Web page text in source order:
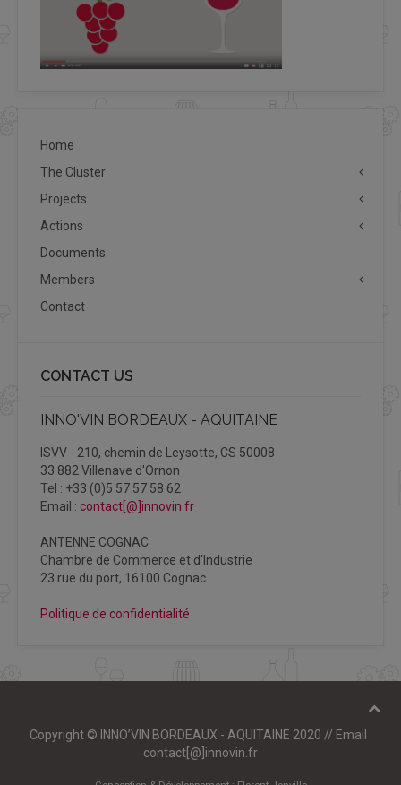
Home
The Cluster
Projects
Actions
Documents
Members
Contact
CONTACT US
INNO'VIN BORDEAUX - AQUITAINE
ISVV - 210, chemin de Leysotte, CS 50008
33 882 Villenave d'Ornon
Tel : +33 (0)5 57 57 58 62
Email : contact[@]innovin.fr
ANTENNE COGNAC
Chambre de Commerce et d'Industrie
23 rue du port, 16100 Cognac
Politique de confidentialité
Copyright © INNO’VIN BORDEAUX - AQUITAINE 2020 // Email :
contact[@]innovin.fr